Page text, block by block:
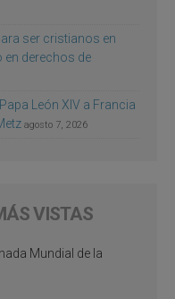
ser cristianos en
en derechos de
León XIV a Francia
agosto 7, 2026
VISTAS
Mundial de la